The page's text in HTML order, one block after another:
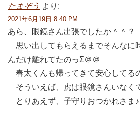
たまぞう より:
2021年6月19日 8:40 PM
あら、眼鏡さん出張でしたか＾＾？
思い出してもらえるまでそんなに
んだけ離れてたのっΣ＠＠
春太くんも帰ってきて安心してる
そういえば、虎は眼鏡さんいなく
とりあえず、子守りおつかれさま♪